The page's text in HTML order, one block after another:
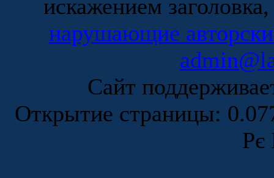
искажением
нарушающие
Сайт
Открытие страницы:
Рє